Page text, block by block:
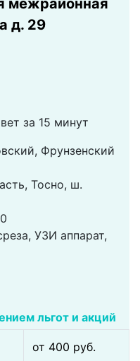
межрайонная
д. 29
за 15 минут
Фрунзенский
Тосно, ш.
УЗИ аппарат,
льгот и акций
от 400 pуб.